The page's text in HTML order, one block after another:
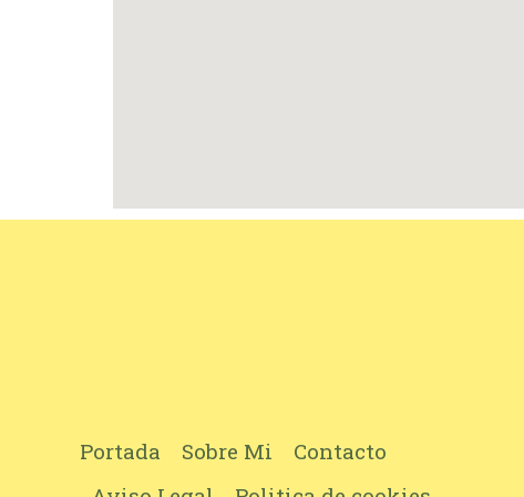
Portada Sobre Mi
Contacto